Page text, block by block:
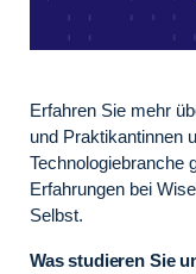
Erfahren Sie mehr
und Praktikantinnen
Technologiebranche
Erfahrungen bei
Selbst.
Was studieren Sie